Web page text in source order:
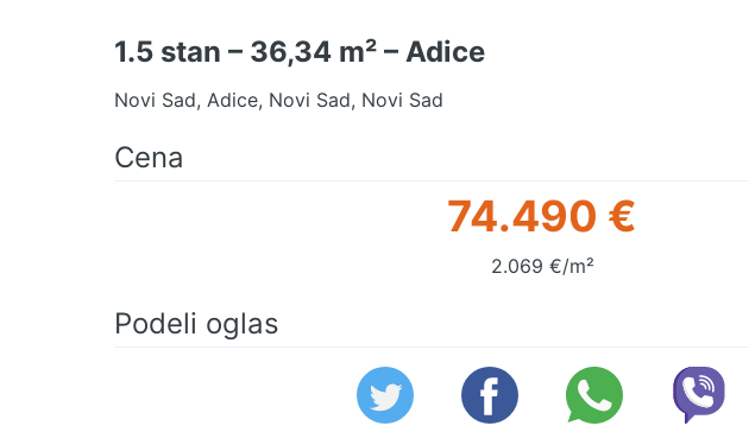
1.5 stan – 36,34 m² – Adice
Novi Sad, Adice, Novi Sad, Novi Sad
Cena
74.490 €
2.069 €/m²
Podeli oglas